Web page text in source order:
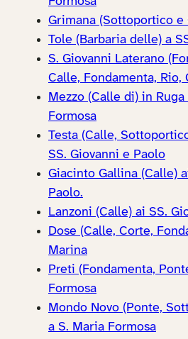
Grimana (Sottoportico e
Tole (Barbaria delle) a
S. Giovanni Laterano
Calle, Fondamenta, Rio,
Mezzo (Calle di) in
Formosa
Testa (Calle,
SS. Giovanni e Paolo
Giacinto Gallina (Calle)
Paolo.
Lanzoni (Calle) ai SS.
Dose (Calle, Corte,
Marina
Preti (Fondamenta,
Formosa
Mondo Novo (Ponte,
a S. Maria Formosa